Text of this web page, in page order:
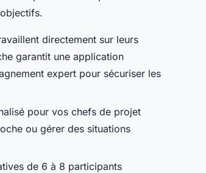
directement sur leurs
garantit une application
expert pour sécuriser les
pour vos chefs de projet
ou gérer des situations
de 6 à 8 participants